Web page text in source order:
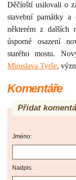
Děčínští usilovali o
stavební památky a
některém z dalších
úsporné osazení
starého mostu.
Miroslava Tyrše,
Komentáře
Přidat
Jméno:
Nadpis: